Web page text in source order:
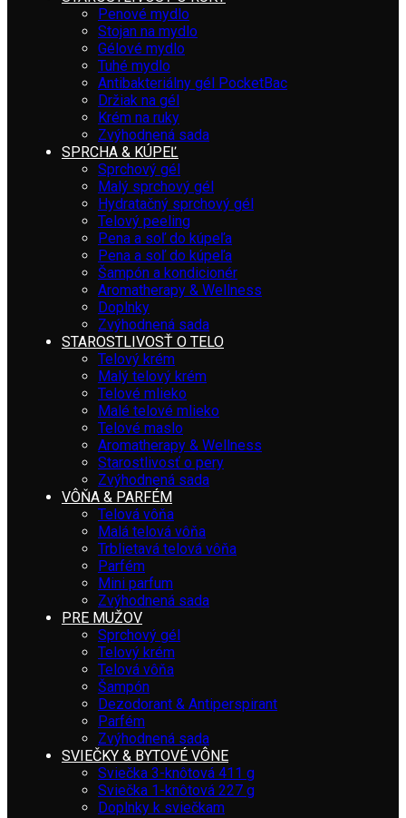
Penové mydlo
Stojan na mydlo
Gélové mydlo
Tuhé mydlo
Antibakteriálny gél PocketBac
Držiak na gél
Krém na ruky
Zvýhodnená sada
SPRCHA & KÚPEĽ
Sprchový gél
Malý sprchový gél
Hydratačný sprchový gél
Telový peeling
Pena a soľ do kúpeľa
Pena a soľ do kúpeľa
Šampón a kondicionér
Aromatherapy & Wellness
Doplnky
Zvýhodnená sada
STAROSTLIVOSŤ O TELO
Telový krém
Malý telový krém
Telové mlieko
Malé telové mlieko
Telové maslo
Aromatherapy & Wellness
Starostlivosť o pery
Zvýhodnená sada
VÔŇA & PARFÉM
Telová vôňa
Malá telová vôňa
Trblietavá telová vôňa
Parfém
Mini parfum
Zvýhodnená sada
PRE MUŽOV
Sprchový gél
Telový krém
Telová vôňa
Šampón
Dezodorant & Antiperspirant
Parfém
Zvýhodnená sada
SVIEČKY & BYTOVÉ VÔNE
Sviečka 3-knôtová 411 g
Sviečka 1-knôtová 227 g
Doplnky k sviečkam